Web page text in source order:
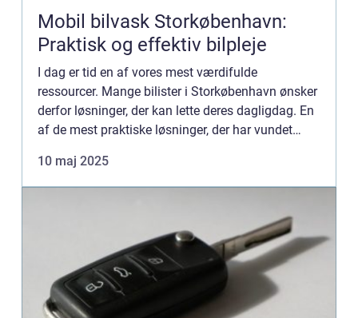
Mobil bilvask Storkøbenhavn:
Praktisk og effektiv bilpleje
I dag er tid en af vores mest værdifulde
ressourcer. Mange bilister i Storkøbenhavn ønsker
derfor løsninger, der kan lette deres dagligdag. En
af de mest praktiske løsninger, der har vundet
10 maj 2025